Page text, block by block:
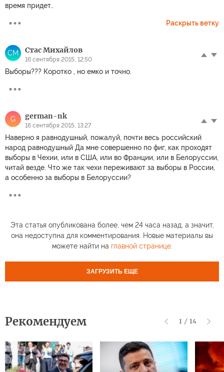
время придет..
Раскрыть ветку
СМ Стас Михайлов
16 сентября 2015, 12:50
Выборы??? Коротко , но емко и точно.
G german-nk
16 сентября 2015, 13:27
Наверно я равнодушный, пожалуй, почти весь российский
народ равнодушный Да мне совершенно по фиг, как проходят
выборы в Чехии, или в США, или во Франции, или в Белоруссии,
читай везде. Что же так чехи переживают за выборы в России,
а особенно за выборы в Белоруссии?
Эта статья опубликована более, чем 24 часа назад, а значит,
она недоступна для комментирования. Новые материалы вы
можете найти на главной странице.
ЗАГРУЗИТЬ ЕЩЕ
Рекомендуем 1 / 14